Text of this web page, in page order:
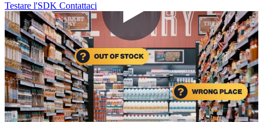
Testare l'SDK Contattaci